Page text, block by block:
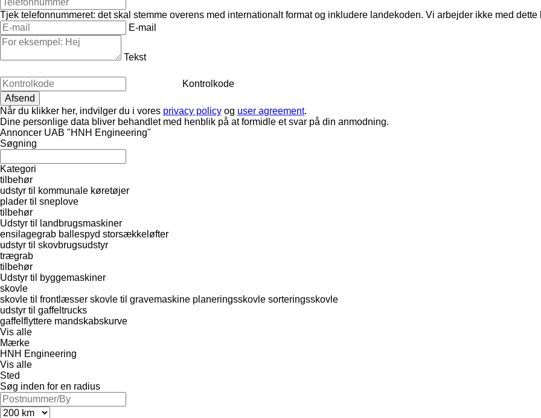
Tjek telefonnummeret: det skal stemme overens med internationalt format og inkludere landekoden. Vi arbejder ikke med dette
E-mail
Tekst
Kontrolkode
Når du klikker her, indvilger du i vores privacy policy og user agreement.
Dine personlige data bliver behandlet med henblik på at formidle et svar på din anmodning.
Annoncer UAB "HNH Engineering"
Søgning
Kategori
tilbehør
udstyr til kommunale køretøjer
plader til sneplove
tilbehør
Udstyr til landbrugsmaskiner
ensilagegrab ballespyd storsækkeløfter
udstyr til skovbrugsudstyr
trægrab
tilbehør
Udstyr til byggemaskiner
skovle
skovle til frontlæsser skovle til gravemaskine planeringsskovle sorteringsskovle
udstyr til gaffeltrucks
gaffelflyttere mandskabskurve
Vis alle
Mærke
HNH Engineering
Vis alle
Sted
Søg inden for en radius